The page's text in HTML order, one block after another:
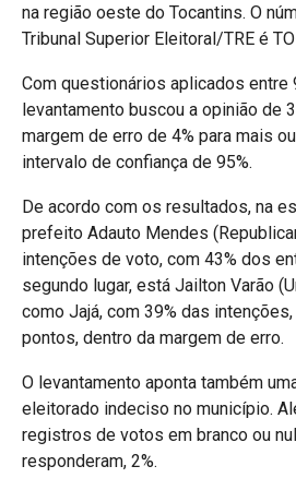
na região oeste do Tocantins. O
Tribunal Superior Eleitoral/TRE é
Com questionários aplicados entre
levantamento buscou a opinião de
margem de erro de 4% para mais
intervalo de confiança de 95%.
De acordo com os resultados, na
prefeito Adauto Mendes
intenções de voto, com 43% dos
segundo lugar, está Jailton Varão
como Jajá, com 39% das
pontos, dentro da margem de erro.
O levantamento aponta também
eleitorado indeciso no município.
registros de votos em branco ou
responderam, 2%.